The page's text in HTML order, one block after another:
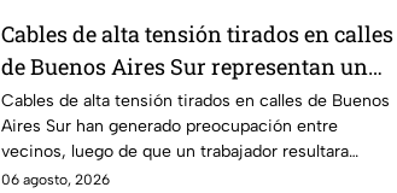
Cables de alta tensión tirados en calles
de Buenos Aires Sur representan un
riesgo para peatones en Tijuana
Cables de alta tensión tirados en calles de Buenos
Aires Sur han generado preocupación entre
vecinos, luego de que un trabajador resultara
electrocutado.
06 agosto, 2026